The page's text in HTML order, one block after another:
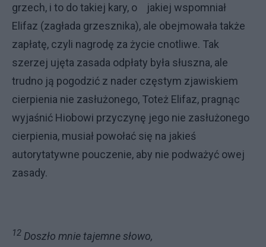
grzech, i to do takiej kary, o jakiej wspomniał
Elifaz (zagłada grzesznika), ale obejmowała także
za­płatę, czyli nagrodę za życie cnotliwe. Tak
szerzej ujęta zasada odpłaty była słuszna, ale
trudno ją pogodzić z na­der częstym zjawiskiem
cierpienia nie zasłużonego, Toteż Elifaz, pragnąc
wyjaśnić Hiobowi przyczynę jego nie zasłużonego
cierpienia, musiał powo­łać się na jakieś
autorytatywne pou­czenie, aby nie podważyć owej
zasady.
12 Doszło mnie tajemne słowo,